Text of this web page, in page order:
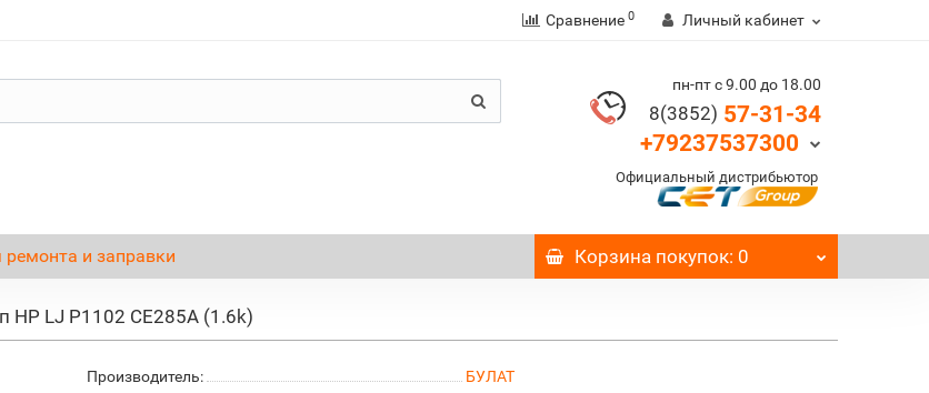
Сравнение 0 Личный кабинет
пн-пт с 9.00 до 18.00
8(3852) 57-31-34
+79237537300
Официальный дистрибьютор
и заправки Корзина покупок: 0
HP LJ P1102 CE285A (1.6k)
Производитель:
БУЛАТ